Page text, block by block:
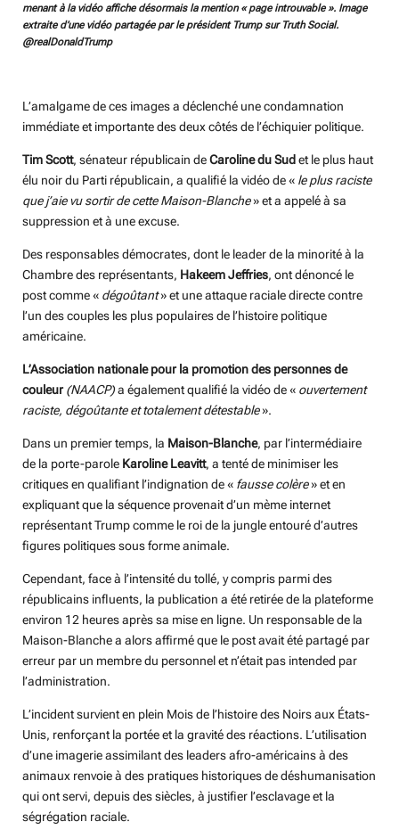
menant à la vidéo affiche désormais la mention « page introuvable ». Image
extraite d’une vidéo partagée par le président Trump sur Truth Social.
@realDonaldTrump
L’amalgame de ces images a déclenché une condamnation
immédiate et importante des deux côtés de l’échiquier politique.
Tim Scott, sénateur républicain deCaroline du Sudet le plus haut
élu noir du Parti républicain, a qualifié la vidéo de « le plus raciste
que j’aie vu sortir de cette Maison-Blanche» et a appelé à sa
suppression et à une excuse.
Des responsables démocrates, dont le leader de la minorité à la
Chambre des représentants, Hakeem Jeffries, ont dénoncé le
post comme « dégoûtant» et une attaque raciale directe contre
l’un des couples les plus populaires de l’histoire politique
américaine.
L’Association nationale pour la promotion des personnes de
couleur (NAACP)a également qualifié la vidéo de « ouvertement
raciste, dégoûtante et totalement détestable».
Dans un premier temps, la Maison-Blanche, par l’intermédiaire
de la porte-parole Karoline Leavitt, a tenté de minimiser les
critiques en qualifiant l’indignation de « fausse colère» et en
expliquant que la séquence provenait d’un mème internet
représentant Trump comme le roi de la jungle entouré d’autres
figures politiques sous forme animale.
Cependant, face à l’intensité du tollé, y compris parmi des
républicains influents, la publication a été retirée de la plateforme
environ 12 heures après sa mise en ligne. Un responsable de la
Maison-Blanche a alors affirmé que le post avait été partagé par
erreur par un membre du personnel et n’était pas intended par
l’administration.
L’incident survient en plein Mois de l’histoire des Noirs aux États-
Unis, renforçant la portée et la gravité des réactions. L’utilisation
d’une imagerie assimilant des leaders afro-américains à des
animaux renvoie à des pratiques historiques de déshumanisation
qui ont servi, depuis des siècles, à justifier l’esclavage et la
ségrégation raciale.